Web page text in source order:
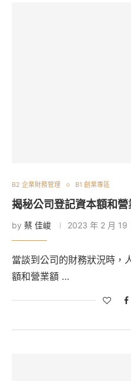
B2 企業財務管理 B1 創業專區
揭秘公司登記資本額和
by 蔡 佳峻 2023 年 2 月 19
當談到公司的財務狀況時，
額和營業額 …